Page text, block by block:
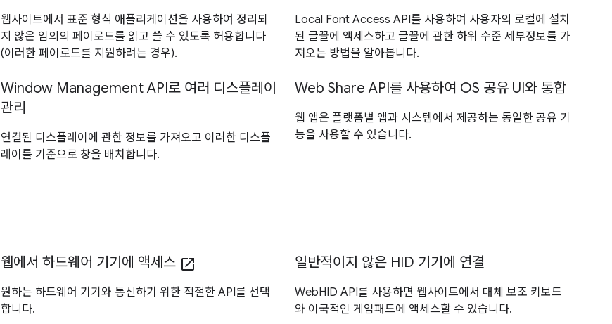
웹사이트에서 표준 형식 애플리케이션을 사용하여 정리되
지 않은 임의의 페이로드를 읽고 쓸 수 있도록 허용합니다
(이러한 페이로드를 지원하려는 경우).
Local Font Access API를 사용하여 사용자의 로컬에 설치
된 글꼴에 액세스하고 글꼴에 관한 하위 수준 세부정보를 가
져오는 방법을 알아봅니다.
Window Management API로 여러 디스플레이
관리
연결된 디스플레이에 관한 정보를 가져오고 이러한 디스플
레이를 기준으로 창을 배치합니다.
Web Share API를 사용하여 OS 공유 UI와 통합
웹 앱은 플랫폼별 앱과 시스템에서 제공하는 동일한 공유 기
능을 사용할 수 있습니다.
웹에서 하드웨어 기기에 액세스 open_in_new
원하는 하드웨어 기기와 통신하기 위한 적절한 API를 선택
합니다.
일반적이지 않은 HID 기기에 연결
WebHID API를 사용하면 웹사이트에서 대체 보조 키보드
와 이국적인 게임패드에 액세스할 수 있습니다.